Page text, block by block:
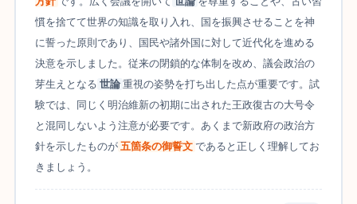
慣を捨てて世界の知識を取り入れ、国を振興させることを神
に誓った原則であり、国民や諸外国に対して近代化を進める
決意を示しました。従来の閉鎖的な体制を改め、議会政治の
芽生えとなる 世論 重視の姿勢を打ち出した点が重要です。試
験では、同じく明治維新の初期に出された王政復古の大号令
と混同しないよう注意が必要です。あくまで新政府の政治方
針を示したものが 五箇条の御誓文 であると正しく理解してお
きましょう。